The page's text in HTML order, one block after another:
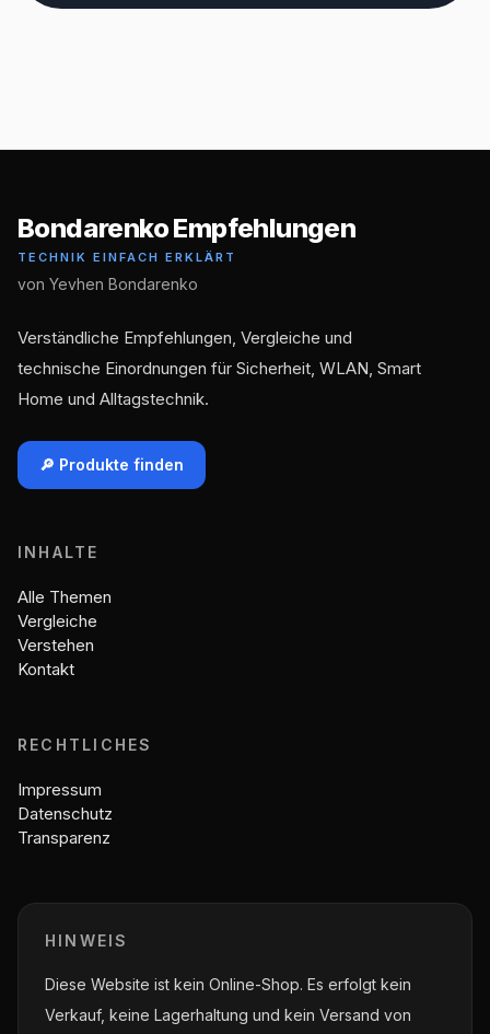
Bondarenko Empfehlungen
TECHNIK EINFACH ERKLÄRT
von Yevhen Bondarenko
Verständliche Empfehlungen, Vergleiche und
technische Einordnungen für Sicherheit, WLAN, Smart
Home und Alltagstechnik.
🔎 Produkte finden
INHALTE
Alle Themen
Vergleiche
Verstehen
Kontakt
RECHTLICHES
Impressum
Datenschutz
Transparenz
HINWEIS
Diese Website ist kein Online-Shop. Es erfolgt kein
Verkauf, keine Lagerhaltung und kein Versand von